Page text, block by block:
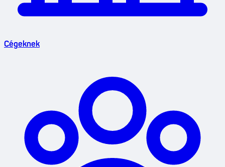
Cégeknek